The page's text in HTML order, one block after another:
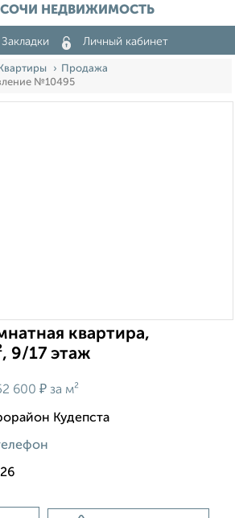
СОЧИ НЕДВИЖИМОСТЬ
Закладки Личный кабинет
Квартиры
Продажа
№10495
квартира,
9/17 этаж
600 ₽ за м²
Кудепста